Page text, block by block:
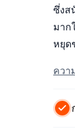
ซึ่งส
มาก
หยุด
ควา